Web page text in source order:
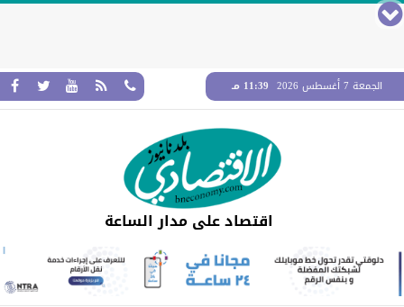
الجمعة 7 أغسطس 2026 11:39 مـ
اقتصاد على مدار الساعة